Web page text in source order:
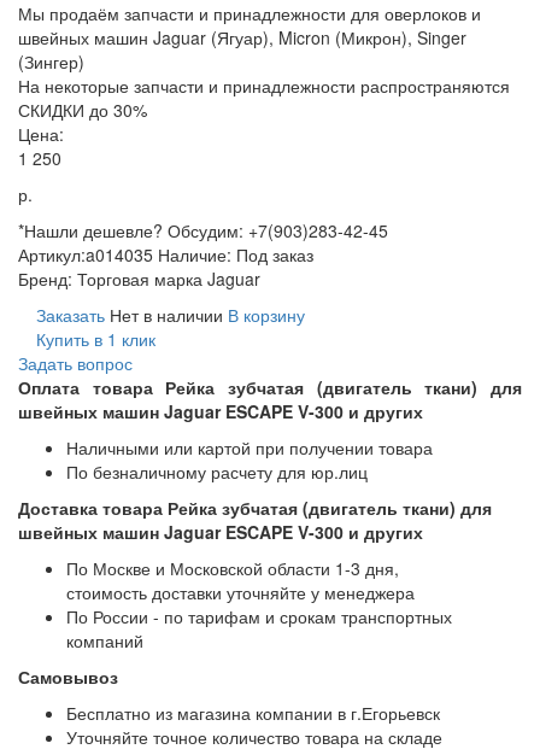
Мы продаём запчасти и принадлежности для оверлоков и
швейных машин Jaguar (Ягуар), Micron (Микрон), Singer
(Зингер)
На некоторые запчасти и принадлежности распространяются
СКИДКИ до 30%
Цена:
1 250
р.
*Нашли дешевле? Обсудим: +7(903)283-42-45
Артикул:a014035 Наличие: Под заказ
Бренд: Торговая марка Jaguar
Заказать Нет в наличии В корзину
Купить в 1 клик
Задать вопрос
Оплата товара Рейка зубчатая (двигатель ткани) для
швейных машин Jaguar ESCAPE V-300 и других
Наличными или картой при получении товара
По безналичному расчету для юр.лиц
Доставка товара Рейка зубчатая (двигатель ткани) для
швейных машин Jaguar ESCAPE V-300 и других
По Москве и Московской области 1-3 дня,
стоимость доставки уточняйте у менеджера
По России - по тарифам и срокам транспортных
компаний
Самовывоз
Бесплатно из магазина компании в г.Егорьевск
Уточняйте точное количество товара на складе